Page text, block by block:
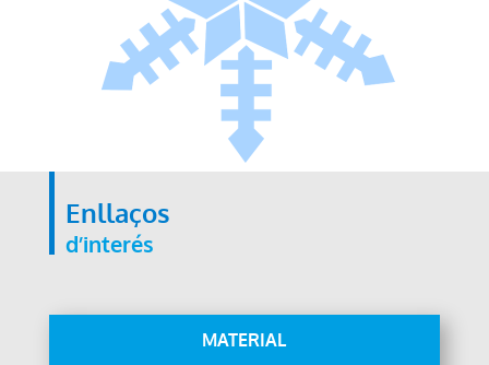
Enllaços
d’interés
MATERIAL